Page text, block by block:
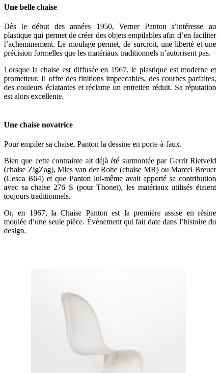
Une belle chaise
Dès le début des années 1950, Verner Panton s’intéresse au
plastique qui permet de créer des objets empilables afin d’en faciliter
l’acheminement. Le moulage permet, de surcroit, une liberté et une
précision formelles que les matériaux traditionnels n’autorisent pas.
Lorsque la chaise est diffusée en 1967, le plastique est moderne et
prometteur. Il offre des finitions impeccables, des courbes parfaites,
des couleurs éclatantes et réclame un entretien réduit. Sa réputation
est alors excellente.
Une chaise novatrice
Pour empiler sa chaise, Panton la dessine en porte-à-faux.
Bien que cette contrainte ait déjà été surmontée par Gerrit Rietveld
(chaise ZigZag), Mies van der Rohe (chaise MR) ou Marcel Breuer
(Cesca B64) et que Panton lui-même avait apporté sa contribution
avec sa chaise 276 S (pour Thonet), les matériaux utilisés étaient
toujours traditionnels.
Or, en 1967, la Chaise Panton est la première assise en résine
moulée d’une seule pièce. Évènement qui fait date dans l’histoire du
design.